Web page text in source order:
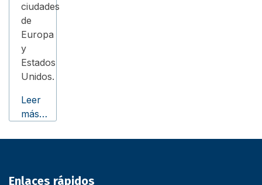
ciudades
de
Europa
y
Estados
Unidos.
Leer
más…
Enlaces rápidos